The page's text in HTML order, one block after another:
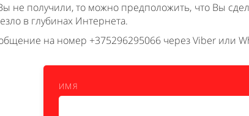
не получили, то можно предположить, что Вы
в глубинах Интернета.
на номер +375296295066 через Viber или
ИМЯ